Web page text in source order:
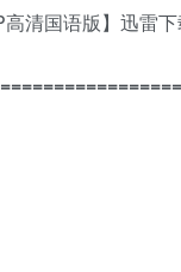
清国语版】迅雷